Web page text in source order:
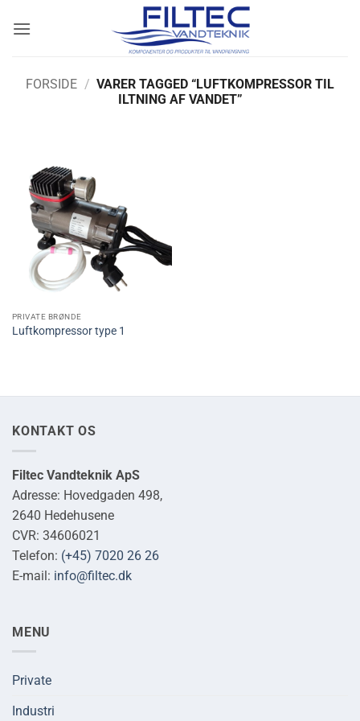
FORSIDE / VARER TAGGED “LUFTKOMPRESSOR TIL
ILTNING AF VANDET”
PRIVATE BRØNDE
Luftkompressor type 1
KONTAKT OS
Filtec Vandteknik ApS
Adresse: Hovedgaden 498,
2640 Hedehusene
CVR: 34606021
Telefon: (+45) 7020 26 26
E-mail: info@filtec.dk
MENU
Private
Industri